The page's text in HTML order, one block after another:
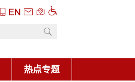
热点专题